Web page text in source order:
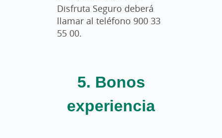
Disfruta Seguro deberá
llamar al teléfono 900 33
55 00.
5. Bonos
experiencia